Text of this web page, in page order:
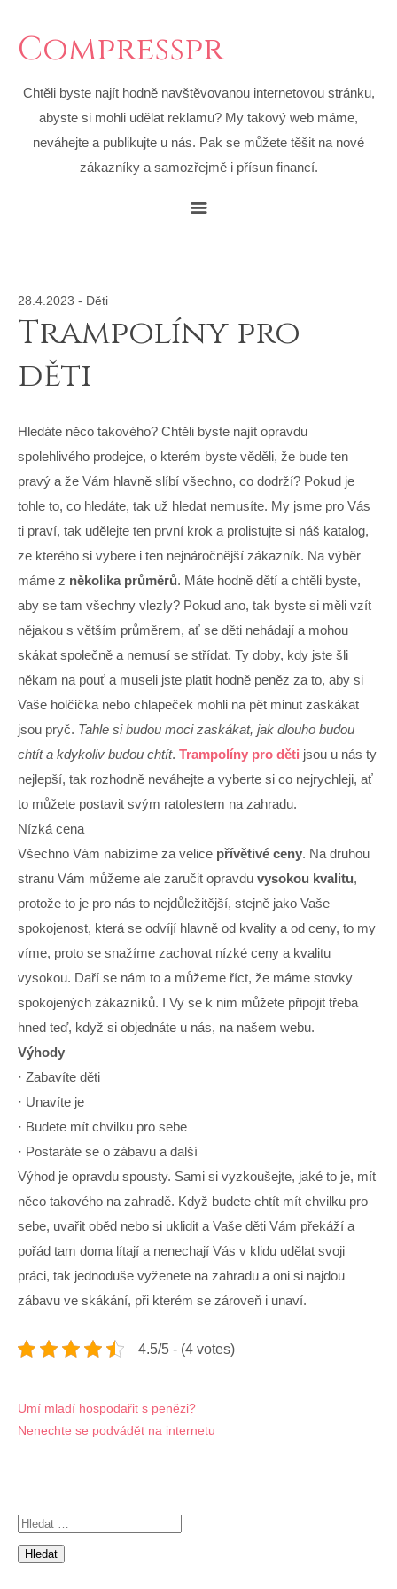
Compresspr
Chtěli byste najít hodně navštěvovanou internetovou stránku,
abyste si mohli udělat reklamu? My takový web máme,
neváhejte a publikujte u nás. Pak se můžete těšit na nové
zákazníky a samozřejmě i přísun financí.
28.4.2023 - Děti
Trampolíny pro
děti
Hledáte něco takového? Chtěli byste najít opravdu
spolehlivého prodejce, o kterém byste věděli, že bude ten
pravý a že Vám hlavně slíbí všechno, co dodrží? Pokud je
tohle to, co hledáte, tak už hledat nemusíte. My jsme pro Vás
ti praví, tak udělejte ten první krok a prolistujte si náš katalog,
ze kterého si vybere i ten nejnáročnější zákazník. Na výběr
máme z několika průměrů. Máte hodně dětí a chtěli byste,
aby se tam všechny vlezly? Pokud ano, tak byste si měli vzít
nějakou s větším průměrem, ať se děti nehádají a mohou
skákat společně a nemusí se střídat. Ty doby, kdy jste šli
někam na pouť a museli jste platit hodně peněz za to, aby si
Vaše holčička nebo chlapeček mohli na pět minut zaskákat
jsou pryč. Tahle si budou moci zaskákat, jak dlouho budou
chtít a kdykoliv budou chtít. Trampolíny pro děti jsou u nás ty
nejlepší, tak rozhodně neváhejte a vyberte si co nejrychleji, ať
to můžete postavit svým ratolestem na zahradu.
Nízká cena
Všechno Vám nabízíme za velice přívětivé ceny. Na druhou
stranu Vám můžeme ale zaručit opravdu vysokou kvalitu,
protože to je pro nás to nejdůležitější, stejně jako Vaše
spokojenost, která se odvíjí hlavně od kvality a od ceny, to my
víme, proto se snažíme zachovat nízké ceny a kvalitu
vysokou. Daří se nám to a můžeme říct, že máme stovky
spokojených zákazníků. I Vy se k nim můžete připojit třeba
hned teď, když si objednáte u nás, na našem webu.
Výhody
· Zabavíte děti
· Unavíte je
· Budete mít chvilku pro sebe
· Postaráte se o zábavu a další
Výhod je opravdu spousty. Sami si vyzkoušejte, jaké to je, mít
něco takového na zahradě. Když budete chtít mít chvilku pro
sebe, uvařit oběd nebo si uklidit a Vaše děti Vám překáží a
pořád tam doma lítají a nenechají Vás v klidu udělat svoji
práci, tak jednoduše vyženete na zahradu a oni si najdou
zábavu ve skákání, při kterém se zároveň i unaví.
4.5/5 - (4 votes)
Navigace
pro
Umí mladí hospodařit s penězi?
Nenechte se podvádět na internetu
Vyhledávání